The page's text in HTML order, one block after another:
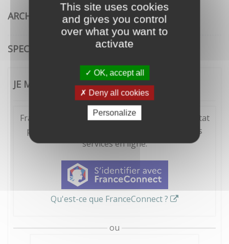
This site uses cookies
and gives you control
over what you want to
activate
OK, accept all
Deny all cookies
Personalize
ARCHITECTURE
SPECTACLE VIVANT
JE ME CONNECTE
FranceConnect est la solution proposée par l'Etat
pour sécuriser et simplifier la connexion à vos
services en ligne.
Qu'est-ce que FranceConnect ?
ou